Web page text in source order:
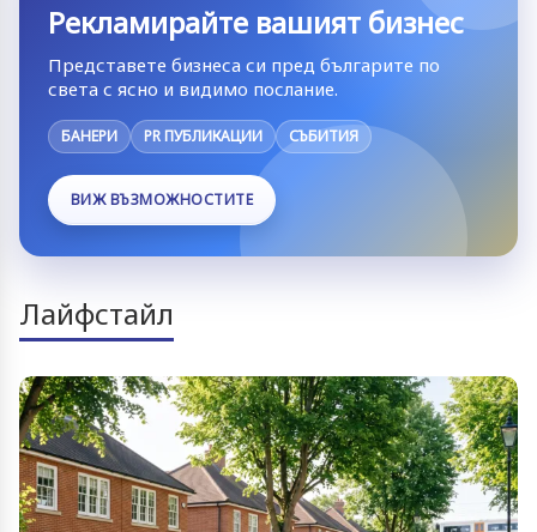
Рекламирайте вашият бизнес
Представете бизнеса си пред българите по
света с ясно и видимо послание.
БАНЕРИ PR ПУБЛИКАЦИИ СЪБИТИЯ
ВИЖ ВЪЗМОЖНОСТИТЕ
Лайфстайл